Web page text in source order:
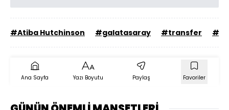
#Atiba Hutchinson #galatasaray #transfer
Ana Sayfa Yazı Boyutu Paylaş Favoriler